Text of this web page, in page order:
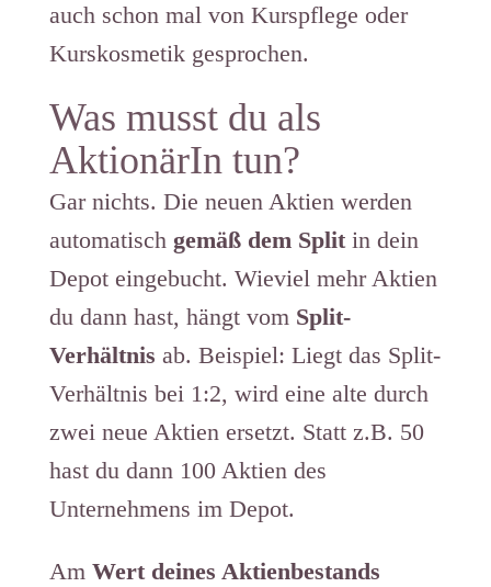
auch schon mal von Kurspflege oder
Kurskosmetik gesprochen.
Was musst du als
AktionärIn tun?
Gar nichts. Die neuen Aktien werden
automatisch gemäß dem Splitin dein
Depot eingebucht. Wieviel mehr Aktien
du dann hast, hängt vom Split-
Verhältnis ab. Beispiel: Liegt das Split-
Verhältnis bei 1:2, wird eine alte durch
zwei neue Aktien ersetzt. Statt z.B. 50
hast du dann 100 Aktien des
Unternehmens im Depot.
Am Wert deines Aktienbestands